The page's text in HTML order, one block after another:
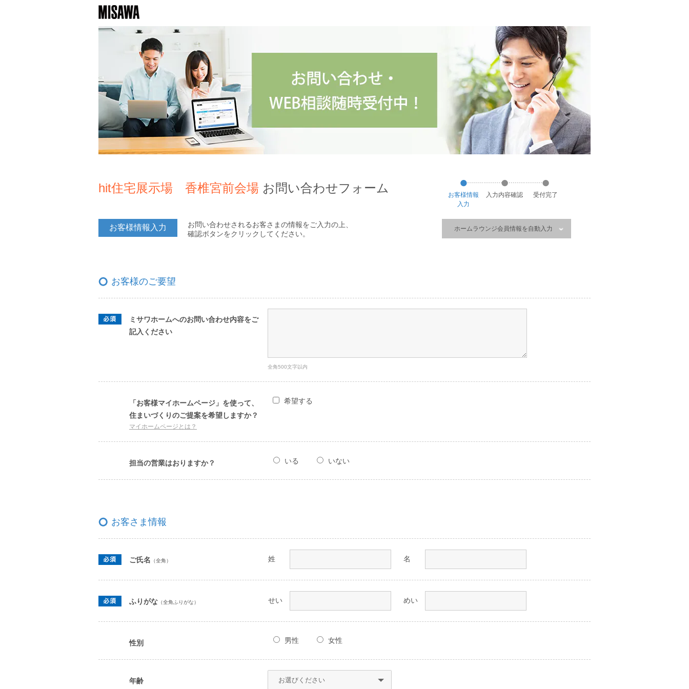
hit住宅展示場 香椎宮前会場 お問い合わせフォーム お客様情報
入力
入力内容確認 受付完了
お客様情報入力
お問い合わせされるお客さまの情報をご入力の上、
確認ボタンをクリックしてください。
ホームラウンジ会員情報を自動入力
お客様のご要望
ミサワホームへのお問い合わせ内容をご
記入ください
全角500文字以内
「お客様マイホームページ」を使って、
住まいづくりのご提案を希望しますか？
マイホームページとは？
希望する
担当の営業はおりますか？ いる いない
お客さま情報
ご氏名 （全角） 姓 名
ふりがな （全角ふりがな） せい めい
性別 男性 女性
年齢